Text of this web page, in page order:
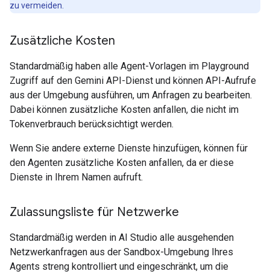
zu vermeiden.
Zusätzliche Kosten
Standardmäßig haben alle Agent-Vorlagen im Playground
Zugriff auf den Gemini API-Dienst und können API-Aufrufe
aus der Umgebung ausführen, um Anfragen zu bearbeiten.
Dabei können zusätzliche Kosten anfallen, die nicht im
Tokenverbrauch berücksichtigt werden.
Wenn Sie andere externe Dienste hinzufügen, können für
den Agenten zusätzliche Kosten anfallen, da er diese
Dienste in Ihrem Namen aufruft.
Zulassungsliste für Netzwerke
Standardmäßig werden in AI Studio alle ausgehenden
Netzwerkanfragen aus der Sandbox-Umgebung Ihres
Agents streng kontrolliert und eingeschränkt, um die